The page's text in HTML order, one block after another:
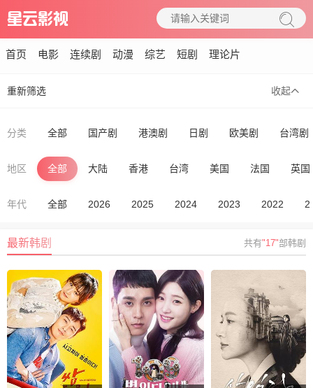
首页 电影 连续剧 动漫 综艺 短剧 理论片
重新筛选 收起
分类 全部 国产剧 港澳剧 日剧 欧美剧 台湾剧
地区 全部 大陆 香港 台湾 美国 法国 英国
年代 全部 2026 2025 2024 2023 2022
最新韩剧 共有"17"部韩剧